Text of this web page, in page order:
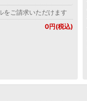
をご請求いただけます
0円(税込)